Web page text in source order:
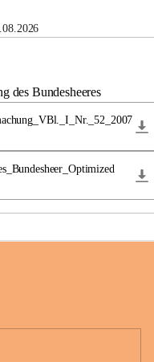
des Bundesheeres